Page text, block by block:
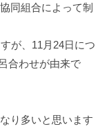
同組合によって制
が、11月24日につ
合わせが由来で
り多いと思います